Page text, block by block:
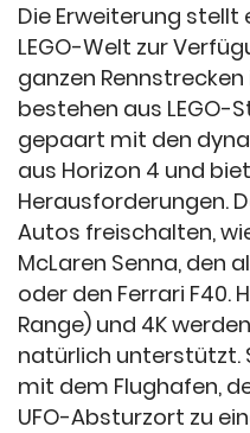
Die Erweiterung stellt
LEGO-Welt zur
ganzen
bestehen aus LEGO-
gepaart mit den
aus Horizon 4 und
Herausforderungen.
Autos freischalten,
McLaren Senna, den
oder den Ferrari F40.
Range) und 4K
natürlich unterstützt.
mit dem Flughafen,
UFO-Absturzort zu